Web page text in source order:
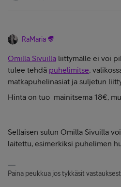
RaMaria
Omilla Sivuilla liittymälle ei voi
tulee tehdä puhelimitse,
matkapuhelinasiat ja suljetun
Hinta on tuo mainitsema 18€,
Sellaisen sulun Omilla Sivuilla
laitettu, esimerkiksi puhelimen
Paina peukkua jos tykkäsit